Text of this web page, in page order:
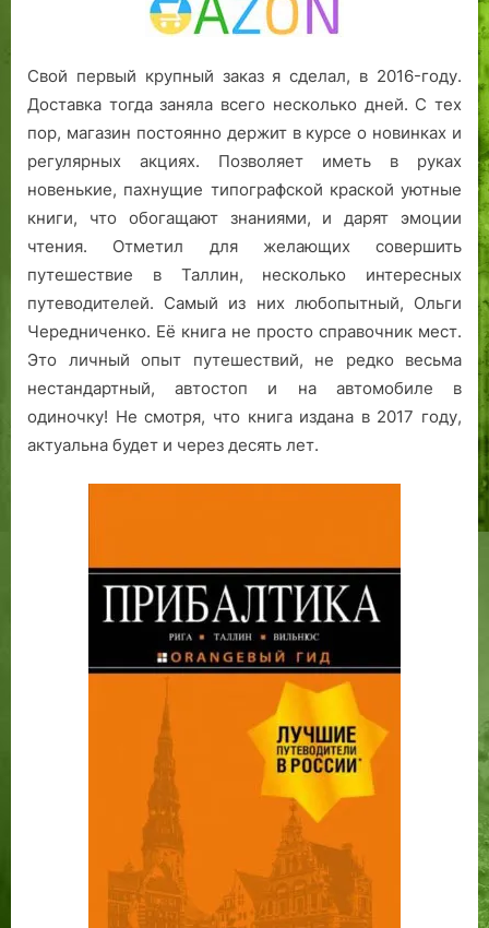
Свой первый крупный заказ я сделал, в 2016-году.
Доставка тогда заняла всего несколько дней. С тех
пор, магазин постоянно держит в курсе о новинках и
регулярных акциях. Позволяет иметь в руках
новенькие, пахнущие типографской краской уютные
книги, что обогащают знаниями, и дарят эмоции
чтения. Отметил для желающих совершить
путешествие в Таллин, несколько интересных
путеводителей. Самый из них любопытный, Ольги
Чередниченко. Её книга не просто справочник мест.
Это личный опыт путешествий, не редко весьма
нестандартный, автостоп и на автомобиле в
одиночку! Не смотря, что книга издана в 2017 году,
актуальна будет и через десять лет.